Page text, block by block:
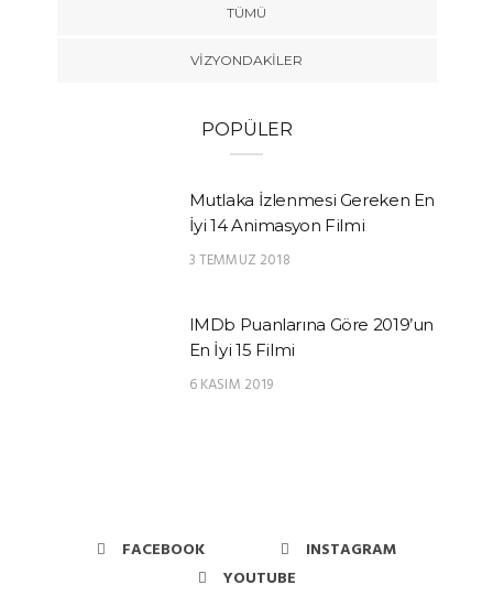
TÜMÜ
VIZYONDAKILER
POPÜLER
Mutlaka İzlenmesi Gereken En
İyi 14 Animasyon Filmi
3 TEMMUZ 2018
IMDb Puanlarına Göre 2019’un
En İyi 15 Filmi
6 KASIM 2019
FACEBOOK
INSTAGRAM
YOUTUBE